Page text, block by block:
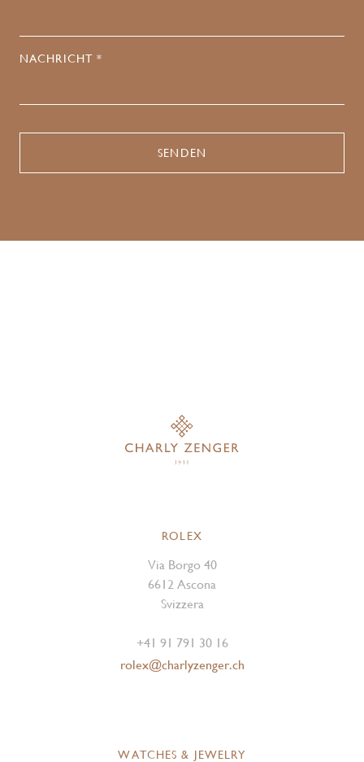
NACHRICHT *
ROLEX
Via Borgo 40
6612 Ascona
Svizzera
+41 91 791 30 16
rolex@charlyzenger.ch
WATCHES & JEWELRY